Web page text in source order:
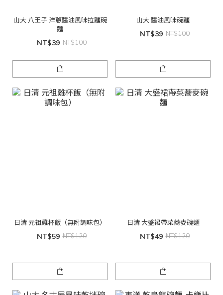
山大 八王子 洋蔥醬油風味拉麵碗
麵
NT$39 NT$100
山大 醬油風味碗麵
NT$39 NT$100
日清 元祖雞杯飯（無附調味包）
NT$59 NT$120
日清 大盛裙帶菜蕎麥碗麵
NT$49 NT$120